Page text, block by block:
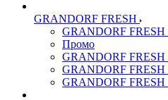
GRANDORF FRESH
GRANDORF
Промо
GRANDORF FRESH
GRANDORF
GRANDORF FRESH